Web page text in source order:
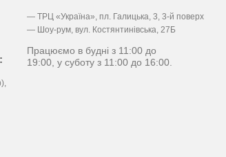
— ТРЦ «Україна», пл. Галицька, 3, 3-й поверх
— Шоу-рум, вул. Костянтинівська, 27Б
Працюємо в будні з 11:00 до
19:00, у суботу з 11:00 до 16:00.